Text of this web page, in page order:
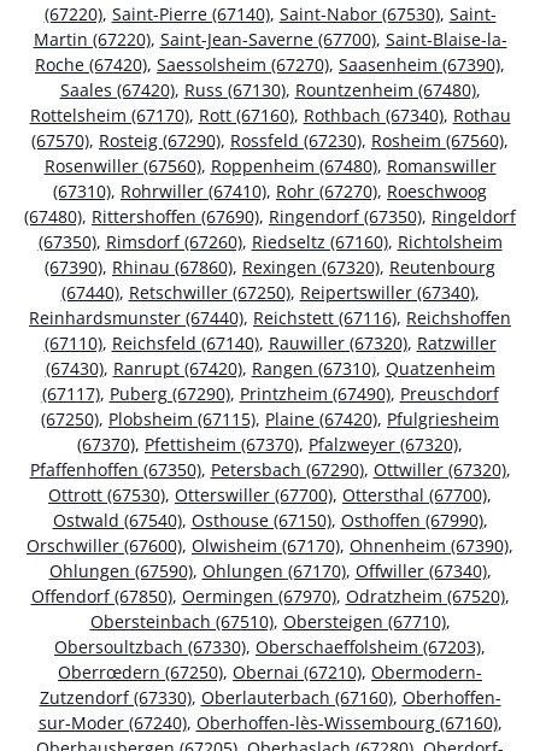
(67220), Saint-Pierre (67140), Saint-Nabor (67530), Saint-
Martin (67220), Saint-Jean-Saverne (67700), Saint-Blaise-la-
Roche (67420), Saessolsheim (67270), Saasenheim (67390),
Saales (67420), Russ (67130), Rountzenheim (67480),
Rottelsheim (67170), Rott (67160), Rothbach (67340), Rothau
(67570), Rosteig (67290), Rossfeld (67230), Rosheim (67560),
Rosenwiller (67560), Roppenheim (67480), Romanswiller
(67310), Rohrwiller (67410), Rohr (67270), Roeschwoog
(67480), Rittershoffen (67690), Ringendorf (67350), Ringeldorf
(67350), Rimsdorf (67260), Riedseltz (67160), Richtolsheim
(67390), Rhinau (67860), Rexingen (67320), Reutenbourg
(67440), Retschwiller (67250), Reipertswiller (67340),
Reinhardsmunster (67440), Reichstett (67116), Reichshoffen
(67110), Reichsfeld (67140), Rauwiller (67320), Ratzwiller
(67430), Ranrupt (67420), Rangen (67310), Quatzenheim
(67117), Puberg (67290), Printzheim (67490), Preuschdorf
(67250), Plobsheim (67115), Plaine (67420), Pfulgriesheim
(67370), Pfettisheim (67370), Pfalzweyer (67320),
Pfaffenhoffen (67350), Petersbach (67290), Ottwiller (67320),
Ottrott (67530), Otterswiller (67700), Ottersthal (67700),
Ostwald (67540), Osthouse (67150), Osthoffen (67990),
Orschwiller (67600), Olwisheim (67170), Ohnenheim (67390),
Ohlungen (67590), Ohlungen (67170), Offwiller (67340),
Offendorf (67850), Oermingen (67970), Odratzheim (67520),
Obersteinbach (67510), Obersteigen (67710),
Obersoultzbach (67330), Oberschaeffolsheim (67203),
Oberrœdern (67250), Obernai (67210), Obermodern-
Zutzendorf (67330), Oberlauterbach (67160), Oberhoffen-
sur-Moder (67240), Oberhoffen-lès-Wissembourg (67160),